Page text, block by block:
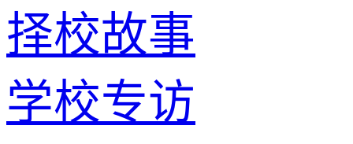
择校故事
学校专访